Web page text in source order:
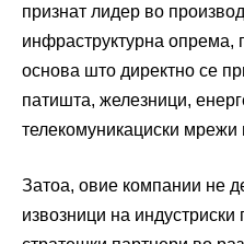
признат лидер во
инфраструктурна опрема,
основа што директно се
патишта, железници,
телекомуникациски мрежи
Затоа, овие компании не
извозници на индустриски